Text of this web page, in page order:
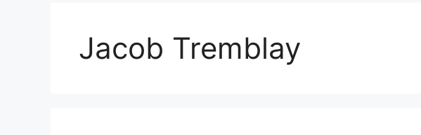
Jacob Tremblay